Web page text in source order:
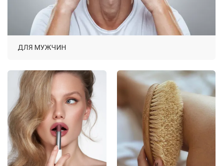
ДЛЯ МУЖЧИН